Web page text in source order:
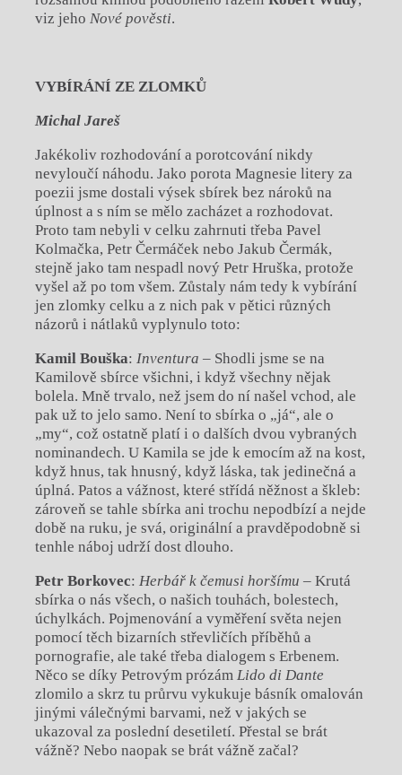
viz jeho Nové pověsti.
VYBÍRÁNÍ ZE ZLOMKŮ
Michal Jareš
Jakékoliv rozhodování a porotcování nikdy
nevyloučí náhodu. Jako porota Magnesie litery za
poezii jsme dostali výsek sbírek bez nároků na
úplnost a s ním se mělo zacházet a rozhodovat.
Proto tam nebyli v celku zahrnuti třeba Pavel
Kolmačka, Petr Čermáček nebo Jakub Čermák,
stejně jako tam nespadl nový Petr Hruška, protože
vyšel až po tom všem. Zůstaly nám tedy k vybírání
jen zlomky celku a z nich pak v pětici různých
názorů i nátlaků vyplynulo toto:
Kamil Bouška: Inventura – Shodli jsme se na
Kamilově sbírce všichni, i když všechny nějak
bolela. Mně trvalo, než jsem do ní našel vchod, ale
pak už to jelo samo. Není to sbírka o „já“, ale o
„my“, což ostatně platí i o dalších dvou vybraných
nominandech. U Kamila se jde k emocím až na kost,
když hnus, tak hnusný, když láska, tak jedinečná a
úplná. Patos a vážnost, které střídá něžnost a škleb:
zároveň se tahle sbírka ani trochu nepodbízí a nejde
době na ruku, je svá, originální a pravděpodobně si
tenhle náboj udrží dost dlouho.
Petr Borkovec: Herbář k čemusi horšímu – Krutá
sbírka o nás všech, o našich touhách, bolestech,
úchylkách. Pojmenování a vyměření světa nejen
pomocí těch bizarních střevličích příběhů a
pornografie, ale také třeba dialogem s Erbenem.
Něco se díky Petrovým prózám Lido di Dante
zlomilo a skrz tu průrvu vykukuje básník omalován
jinými válečnými barvami, než v jakých se
ukazoval za poslední desetiletí. Přestal se brát
vážně? Nebo naopak se brát vážně začal?